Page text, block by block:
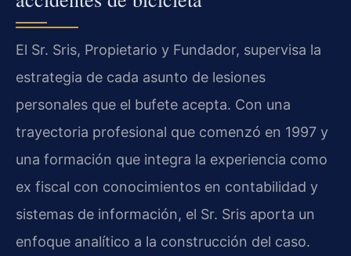
El Sr. Sris, Propietario y Fundador, supervisa la
estrategia de cada asunto de lesiones
personales que el bufete acepta. Con una
trayectoria profesional que comenzó en 1997 y
una formación que integra la experiencia como
ex fiscal con conocimientos en contabilidad y
sistemas de información, el Sr. Sris aporta un
enfoque analítico a la construcción del caso.